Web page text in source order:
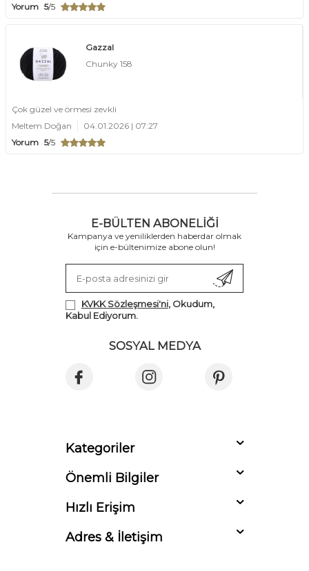
Yorum 5/5
Gazzal
Chunky 158
Çok güzel ve örmesi zevkli
Meltem Doğan
04.01.2026 | 07:27
Yorum 5/5
E-BÜLTEN ABONELIĞI
Kampanya ve yeniliklerden haberdar olmak
için e-bültenimize abone olun!
KVKK Sözleşmesi'ni, Okudum,
Kabul Ediyorum.
SOSYAL MEDYA
Kategoriler
Önemli Bilgiler
Hızlı Erişim
Adres & İletişim